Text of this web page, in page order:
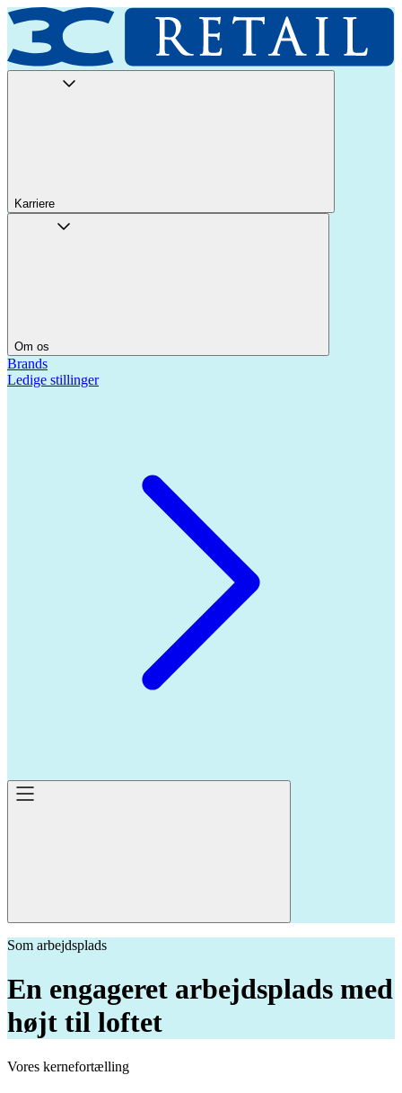
Karriere
Om os
Brands
Ledige stillinger
Som arbejdsplads
En engageret arbejdsplads med
højt til loftet
Vores kernefortælling